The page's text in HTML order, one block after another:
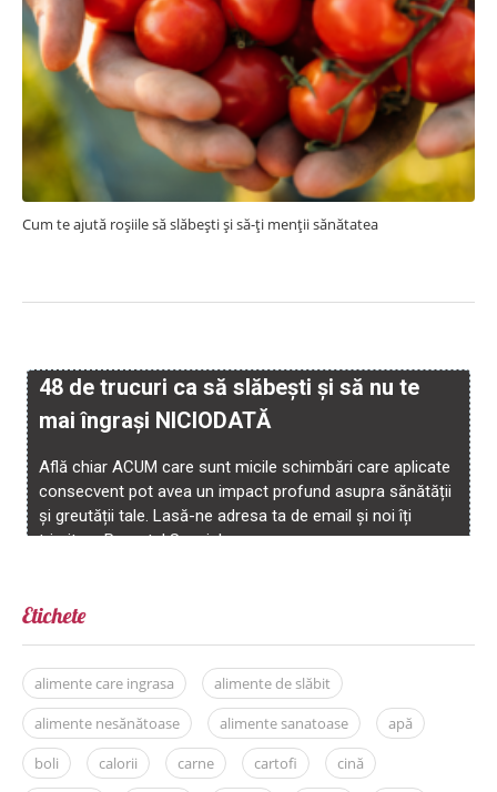
Cum te ajută roșiile să slăbești și să-ți menții sănătatea
Etichete
alimente care ingrasa
alimente de slăbit
alimente nesănătoase
alimente sanatoase
apă
boli
calorii carne cartofi
cină